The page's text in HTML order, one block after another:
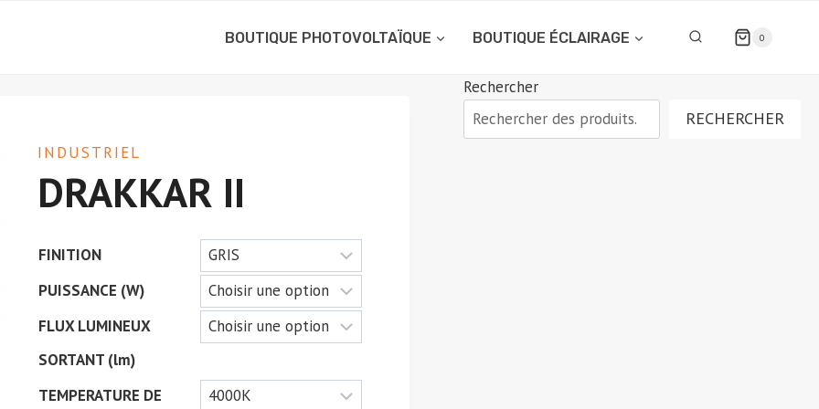
BOUTIQUE PHOTOVOLTAÏQUE BOUTIQUE ÉCLAIRAGE 0
INDUSTRIEL
DRAKKAR II
FINITION
PUISSANCE (W)
FLUX LUMINEUX
SORTANT (lm)
TEMPERATURE DE
Rechercher
RECHERCHER